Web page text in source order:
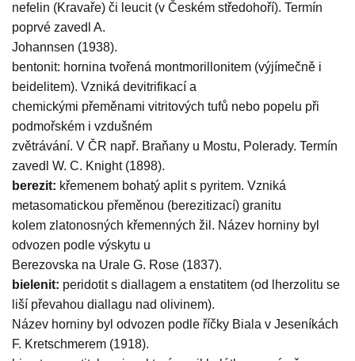
nefelin (Kravaře) či leucit (v Českém středohoří). Termín
poprvé zavedl A.
Johannsen (1938).
bentonit: hornina tvořená montmorillonitem (výjímečně i
beidelitem). Vzniká devitrifikací a
chemickými přeměnami vitritových tufů nebo popelu při
podmořském i vzdušném
zvětrávání. V ČR např. Braňany u Mostu, Polerady. Termín
zavedl W. C. Knight (1898).
berezit: křemenem bohatý aplit s pyritem. Vzniká
metasomatickou přeměnou (berezitizací) granitu
kolem zlatonosných křemenných žil. Název horniny byl
odvozen podle výskytu u
Berezovska na Urale G. Rose (1837).
bielenit: peridotit s diallagem a enstatitem (od lherzolitu se
liší převahou diallagu nad olivinem).
Název horniny byl odvozen podle říčky Biala v Jeseníkách
F. Kretschmerem (1918).